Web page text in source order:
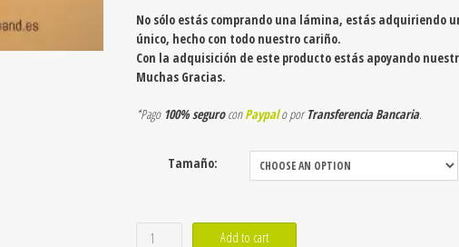
No sólo estás comprando una lámina, estás adquiriendo
único, hecho con todo nuestro cariño.
Con la adquisición de este producto estás apoyando
Muchas Gracias.
*Pago 100% seguroconPaypalo porTransferencia Bancaria.
Tamaño:
Lámina
Add to cart